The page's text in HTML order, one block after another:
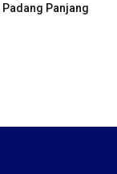
Panjang